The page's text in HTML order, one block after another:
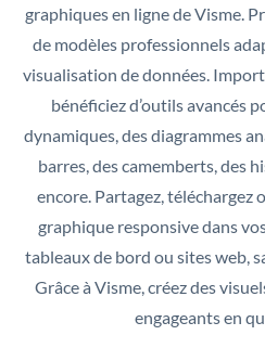
graphiques en ligne de Visme.
de modèles professionnels
visualisation de données.
bénéficiez d’outils avancés
dynamiques, des diagrammes
barres, des camemberts, des
encore. Partagez, téléchargez
graphique responsive dans
tableaux de bord ou sites web,
Grâce à Visme, créez des
engageants en